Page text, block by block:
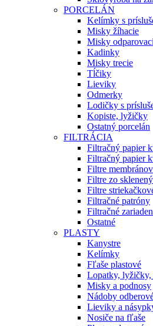
PORCELÁN
Kelímky s
Misky žíhacie
Misky
Kadinky
Misky trecie
Tĺčiky
Lieviky
Odmerky
Lodičky s
Kopiste, lyžičky
Ostatný porcelán
FILTRÁCIA
Filtračný papier
Filtračný papier
Filtre
Filtre zo
Filtre
Filtračné patróny
Filtračné
Ostatné
PLASTY
Kanystre
Kelímky
Fľaše plastové
Lopatky, lyžičky,
Misky a podnosy
Nádoby
Lieviky a
Nosiče na fľaše